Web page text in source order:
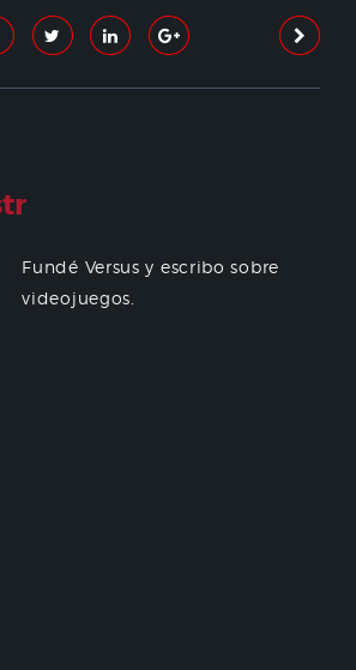
Fundé Versus y escribo sobre
videojuegos.